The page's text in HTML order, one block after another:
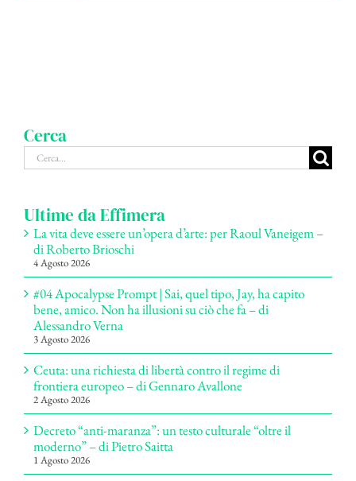
Cerca
Cerca
per:
Ultime da Effimera
La vita deve essere un’opera d’arte: per Raoul Vaneigem –
di Roberto Brioschi
4 Agosto 2026
#04 Apocalypse Prompt | Sai, quel tipo, Jay, ha capito
bene, amico. Non ha illusioni su ciò che fa – di
Alessandro Verna
3 Agosto 2026
Ceuta: una richiesta di libertà contro il regime di
frontiera europeo – di Gennaro Avallone
2 Agosto 2026
Decreto “anti-maranza”: un testo culturale “oltre il
moderno” – di Pietro Saitta
1 Agosto 2026